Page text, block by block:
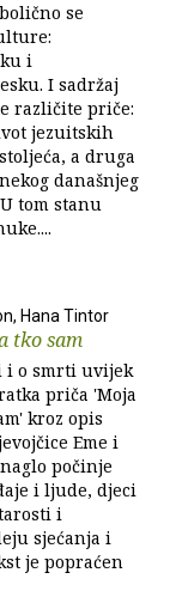
se
i
I sadržaj
različite priče:
jezuitskih
a druga
današnjeg
tom stanu
Hana Tintor
tko sam
i o smrti uvijek
priča 'Moja
kroz opis
Eme i
počinje
i ljude, djeci
i
sjećanja i
je popraćen